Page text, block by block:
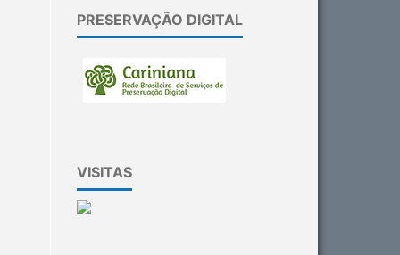
PRESERVAÇÃO DIGITAL
VISITAS